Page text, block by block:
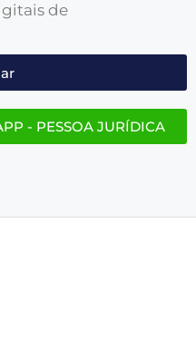
de
- PESSOA JURÍDICA